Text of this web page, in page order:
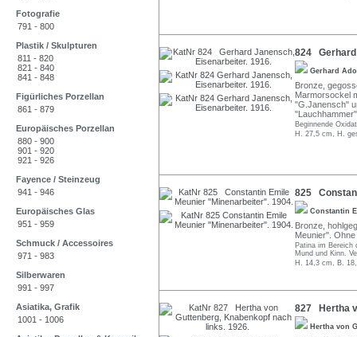
Fotografie
791 - 800
Plastik / Skulpturen
811 - 820
821 - 840
841 - 848
Figürliches Porzellan
861 - 879
Europäisches Porzellan
880 - 900
901 - 920
921 - 926
Fayence / Steinzeug
941 - 946
Europäisches Glas
951 - 959
Schmuck / Accessoires
971 - 983
Silberwaren
991 - 997
Asiatika, Grafik
1001 - 1006
824 Gerhard
Gerhard
Bronze,
Marmorsockel
"G.Janensch"
Beginnende
H. 27,5 cm, H.
825
Constantin
Bronze,
Meunier".
Patina im Bereich
Mund und Kinn.
H. 14,3 cm, B.
827 Hertha
Hertha von